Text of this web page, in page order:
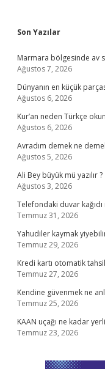
Sidebar
Son Yazılar
Marmara bölgesinde av
Ağustos 7, 2026
Dünyanın en küçük
Ağustos 6, 2026
Kur’an neden Türkçe
Ağustos 6, 2026
Avradım demek ne
Ağustos 5, 2026
Ali Bey büyük mü yazılır ?
Ağustos 3, 2026
Telefondaki duvar
Temmuz 31, 2026
Yahudiler kaymak
Temmuz 29, 2026
Kredi kartı otomatik
Temmuz 27, 2026
Kendine güvenmek ne
Temmuz 25, 2026
KAAN uçağı ne kadar
Temmuz 23, 2026